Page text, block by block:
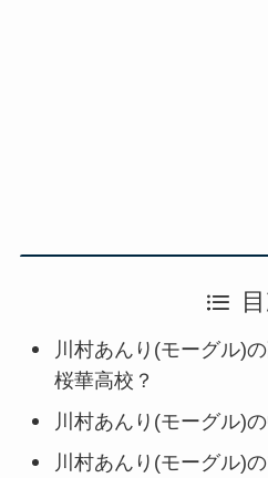
川村あんり(モーグル)
桜華高校？
川村あんり(モーグル)
川村あんり(モーグル)